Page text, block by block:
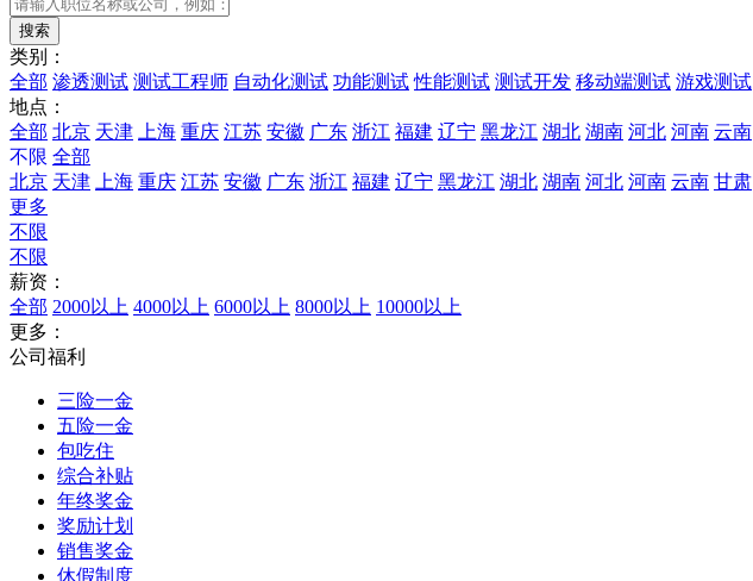
类别：
全部 渗透测试 测试工程师 自动化测试 功能测试 性能测试 测试开发 移动端测试 游戏测试
地点：
全部 北京 天津 上海 重庆 江苏 安徽 广东 浙江 福建 辽宁 黑龙江 湖北 湖南 河北 河南 云南
不限 全部
北京 天津 上海 重庆 江苏 安徽 广东 浙江 福建 辽宁 黑龙江 湖北 湖南 河北 河南 云南 甘肃
更多
不限
不限
薪资：
全部 2000以上 4000以上 6000以上 8000以上 10000以上
更多：
公司福利
三险一金
五险一金
包吃住
综合补贴
年终奖金
奖励计划
销售奖金
休假制度